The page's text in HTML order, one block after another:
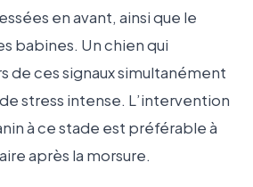
en avant, ainsi que le
babines. Un chien qui
de ces signaux simultanément
stress intense. L’intervention
à ce stade est préférable à
après la morsure.